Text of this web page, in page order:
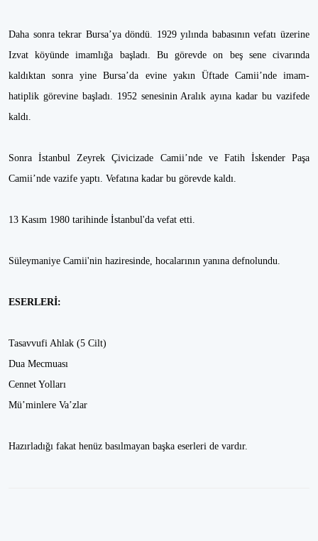
Daha sonra tekrar Bursa’ya döndü. 1929 yılında babasının vefatı üzerine
Izvat köyünde imamlığa başladı. Bu görevde on beş sene civarında
kaldıktan sonra yine Bursa’da evine yakın Üftade Camii’nde imam-
hatiplik görevine başladı. 1952 senesinin Aralık ayına kadar bu vazifede
kaldı.
Sonra İstanbul Zeyrek Çivicizade Camii’nde ve Fatih İskender Paşa
Camii’nde vazife yaptı. Vefatına kadar bu görevde kaldı.
13 Kasım 1980 tarihinde İstanbul'da vefat etti.
Süleymaniye Camii'nin haziresinde, hocalarının yanına defnolundu.
ESERLERİ:
Tasavvufi Ahlak (5 Cilt)
Dua Mecmuası
Cennet Yolları
Mü’minlere Va’zlar
Hazırladığı fakat henüz basılmayan başka eserleri de vardır.